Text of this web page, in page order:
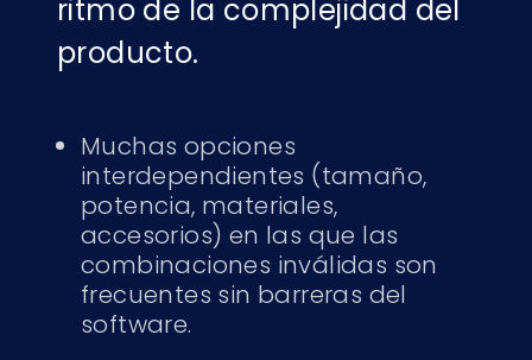
ritmo de la complejidad del
producto.
Muchas opciones
interdependientes (tamaño,
potencia, materiales,
accesorios) en las que las
combinaciones inválidas son
frecuentes sin barreras del
software.